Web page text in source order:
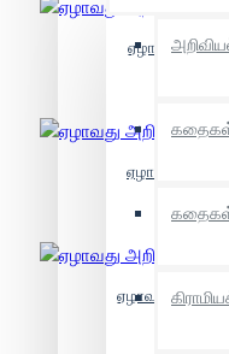
ஏழாவது
ஏழாவது அறிவு
ஏழாவது அறிவு